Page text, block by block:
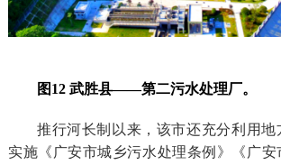
图12 武胜县——第二污水处理厂。
推行河长制以来，该市还充分利用
实施《广安市城乡污水处理条例》《广